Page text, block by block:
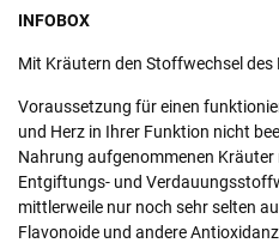
INFOBOX
Mit Kräutern den Stoffwechsel des
Voraussetzung für einen
und Herz in Ihrer Funktion nicht
Nahrung aufgenommenen
Entgiftungs- und
mittlerweile nur noch sehr selten
Flavonoide und andere